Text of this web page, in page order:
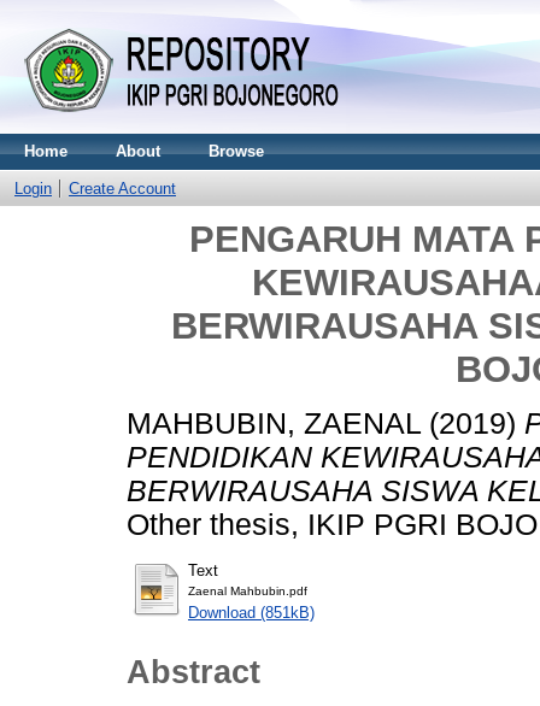
Home About Browse
Login Create Account
PENGARUH MATA
BERWIRAUSAHA
MAHBUBIN, ZAENAL (2019)
PENDIDIKAN
BERWIRAUSAHA SISWA
Other thesis, IKIP PGRI
Text
Zaenal Mahbubin.pdf
Download (851kB)
Abstract